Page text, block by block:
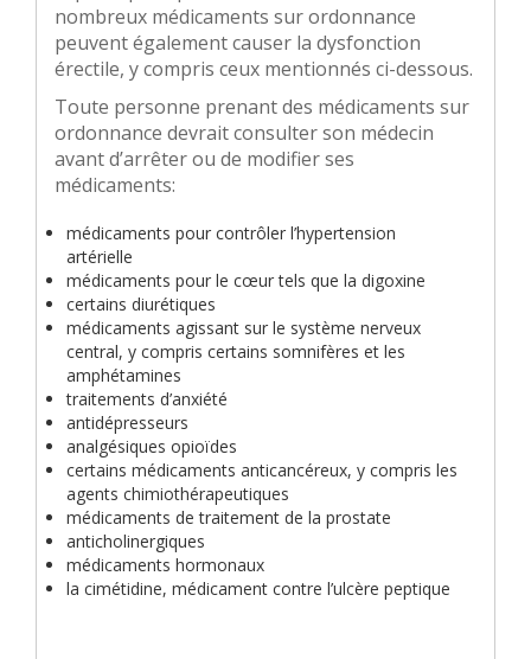
nombreux médicaments sur ordonnance
peuvent également causer la dysfonction
érectile, y compris ceux mentionnés ci-dessous.
Toute personne prenant des médicaments sur
ordonnance devrait consulter son médecin
avant d’arrêter ou de modifier ses
médicaments:
médicaments pour contrôler l’hypertension
artérielle
médicaments pour le cœur tels que la digoxine
certains diurétiques
médicaments agissant sur le système nerveux
central, y compris certains somnifères et les
amphétamines
traitements d’anxiété
antidépresseurs
analgésiques opioïdes
certains médicaments anticancéreux, y compris les
agents chimiothérapeutiques
médicaments de traitement de la prostate
anticholinergiques
médicaments hormonaux
la cimétidine, médicament contre l’ulcère peptique